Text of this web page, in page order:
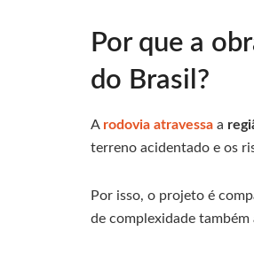
Por que a
do Brasil?
A rodovia atravessa a
terreno acidentado e os
Por isso, o projeto é
de complexidade